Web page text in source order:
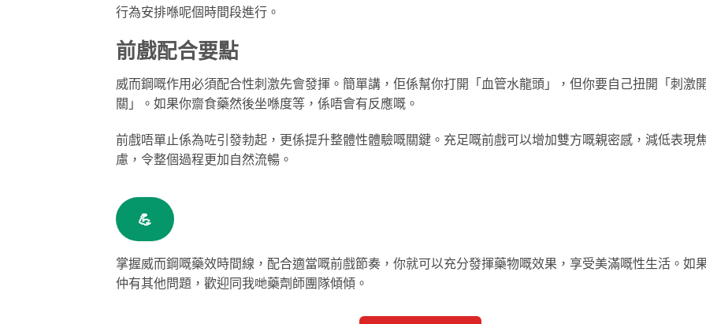
行為安排喺呢個時間段進行。
前戲配合要點
威而鋼嘅作用必須配合性刺激先會發揮。簡單講，佢係幫你打開「血管水龍頭」，但你要自己扭開「刺激
關」。如果你齋食藥然後坐喺度等，係唔會有反應嘅。
前戲唔單止係為咗引發勃起，更係提升整體性體驗嘅關鍵。充足嘅前戲可以增加雙方嘅親密感，減低表現
慮，令整個過程更加自然流暢。
💪
掌握威而鋼嘅藥效時間線，配合適當嘅前戲節奏，你就可以充分發揮藥物嘅效果，享受美滿嘅性生活。如
仲有其他問題，歡迎同我哋藥劑師團隊傾傾。